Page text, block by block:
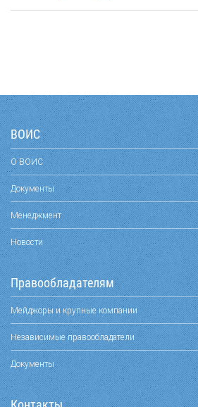
ВОИС
О ВОИС
Документы
Менеджмент
Новости
Правообладателям
Мейджоры и крупные компании
Независимые правообладатели
Документы